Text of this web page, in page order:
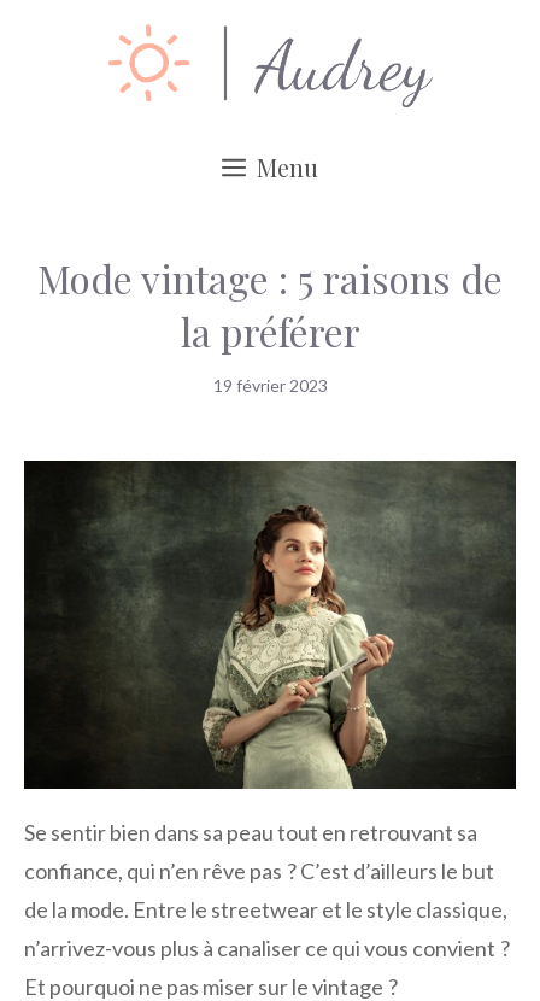
Menu
Mode vintage : 5 raisons de
la préférer
19 février 2023
Se sentir bien dans sa peau tout en retrouvant sa
confiance, qui n’en rêve pas ? C’est d’ailleurs le but
de la mode. Entre le streetwear et le style classique,
n’arrivez-vous plus à canaliser ce qui vous convient ?
Et pourquoi ne pas miser sur le vintage ?